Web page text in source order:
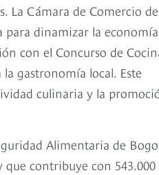
La Cámara de Comercio de
para dinamizar la
con el Concurso de
gastronomía local. Este
culinaria y la
Alimentaria de
que contribuye con 543.000